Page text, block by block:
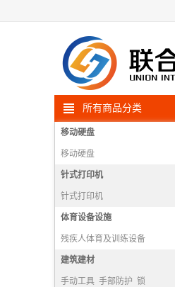
所有商品分类
移动硬盘
移动硬盘
针式打印机
针式打印机
体育设备设施
残疾人体育及训练设备
散打、武术设备
跳水设备
建筑建材
手动工具 手部防护 锁